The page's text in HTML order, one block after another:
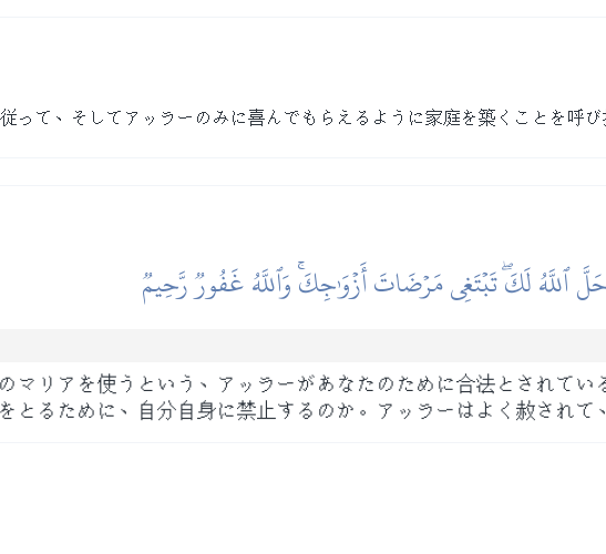
って、そしてアッラーのみに喜んでもらえるように家庭を築くことを呼
ٱللَّهُ لَكَۖ تَبۡتَغِي مَرۡضَاتَ أَزۡوَٰجِكَۚ وَٱللَّهُ غَفُورٞ رَّحِيمٞ
マリアを使うという、アッラーがあなたのために合法とされて
とるために、自分自身に禁止するのか。アッラーはよく赦されて